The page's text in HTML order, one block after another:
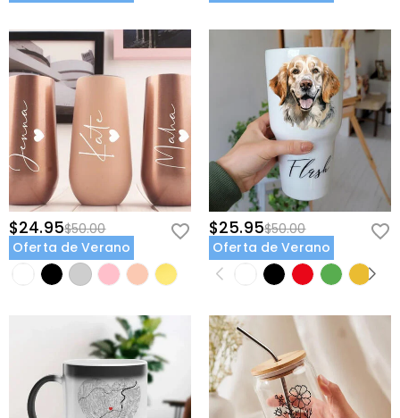
$24.95$50.00
Oferta de Verano
$25.95$50.00
Oferta de Verano